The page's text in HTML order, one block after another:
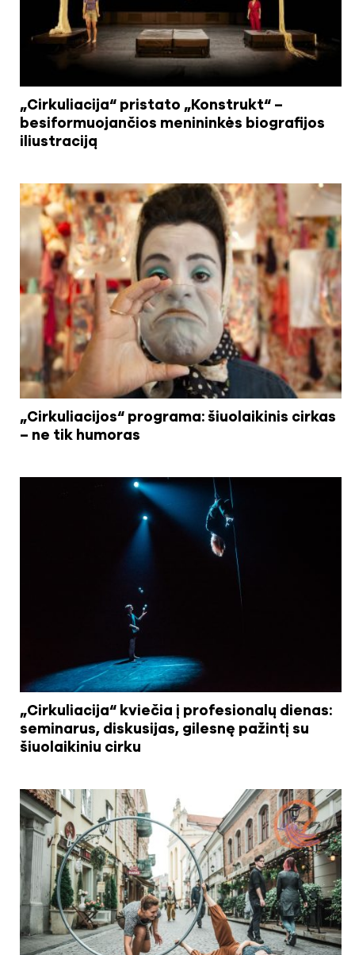
„Cirkuliacija“ pristato „Konstrukt“ –
besiformuojančios menininkės biografijos
iliustraciją
„Cirkuliacijos“ programa: šiuolaikinis cirkas
– ne tik humoras
„Cirkuliacija“ kviečia į profesionalų dienas:
seminarus, diskusijas, gilesnę pažintį su
šiuolaikiniu cirku